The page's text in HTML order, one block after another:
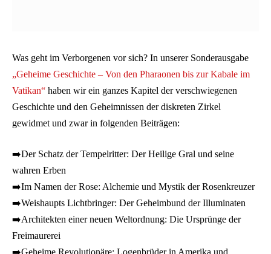
Was geht im Verborgenen vor sich? In unserer Sonderausgabe
„Geheime Geschichte – Von den Pharaonen bis zur Kabale im
Vatikan“ haben wir ein ganzes Kapitel der verschwiegenen
Geschichte und den Geheimnissen der diskreten Zirkel
gewidmet und zwar in folgenden Beiträgen:
➡️Der Schatz der Tempelritter: Der Heilige Gral und seine
wahren Erben
➡️Im Namen der Rose: Alchemie und Mystik der Rosenkreuzer
➡️Weishaupts Lichtbringer: Der Geheimbund der Illuminaten
➡️Architekten einer neuen Weltordnung: Die Ursprünge der
Freimaurerei